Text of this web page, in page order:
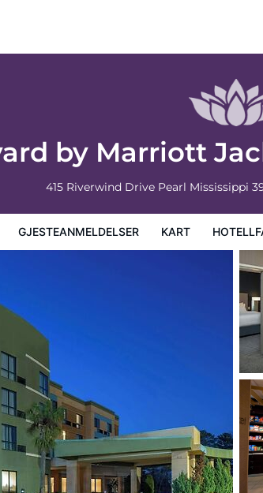
by Marriott
415 Riverwind Drive Pearl Mississippi
GJESTEANMELDELSER KART
Pearl